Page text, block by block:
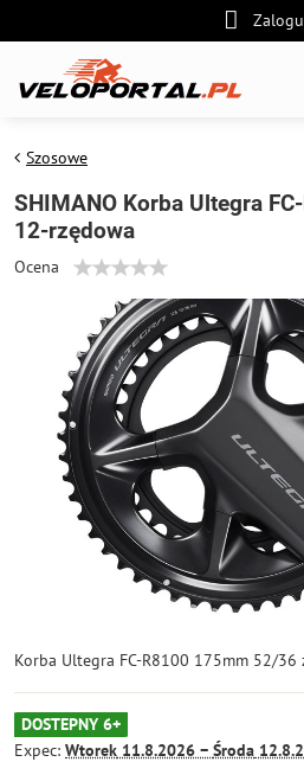
Szosowe
SHIMANO Korba Ultegra
12-rzędowa
Ocena
Korba Ultegra FC-R8100 175mm 52/36
DOSTEPNY 6+
Expec: Wtorek 11.8.2026 − Środa